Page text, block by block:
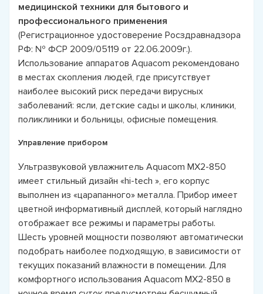
медицинской техники для бытового и
профессионального применения
(Регистрационное удостоверение Росздравнадзора
РФ: № ФСР 2009/05119 от 22.06.2009г.).
Использование аппаратов Aquacom рекомендовано
в местах скопления людей, где присутствует
наиболее высокий риск передачи вирусных
заболеваний: ясли, детские сады и школы, клиники,
поликлиники и больницы, офисные помещения.
Управление прибором
Ультразвуковой увлажнитель Aquacom MX2-850
имеет стильный дизайн «hi-tech », его корпус
выполнен из «царапанного» металла. Прибор имеет
цветной информативный дисплей, который наглядно
отображает все режимы и параметры работы.
Шесть уровней мощности позволяют автоматически
подобрать наиболее подходящую, в зависимости от
текущих показаний влажности в помещении. Для
комфортного использования Aquacom MX2-850 в